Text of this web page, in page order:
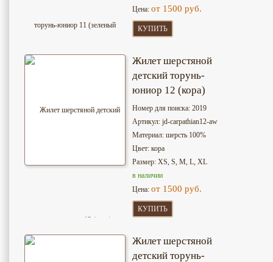
Цена: от 1500 руб.
КУПИТЬ
Жилет шерстяной
детский торунь-
юниор 12 (кора)
Номер для поиска: 2019
Артикул: jd-сarpathian12-aw
Материал: шерсть 100%
Цвет: кора
Размер: XS, S, M, L, XL
в наличии
Цена: от 1500 руб.
КУПИТЬ
Жилет шерстяной
детский торунь-